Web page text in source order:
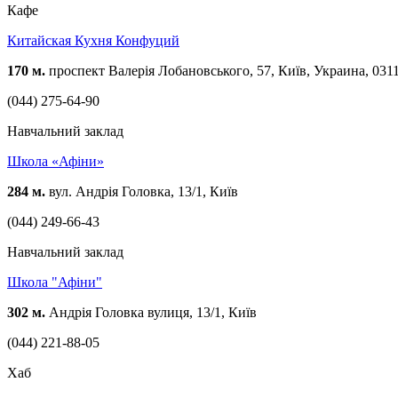
Кафе
Китайская Кухня Конфуций
170 м. проспект Валерія Лобановського, 57, Київ, Украина,
(044) 275-64-90
Навчальний заклад
Школа «Афіни»
284 м. вул. Андрія Головка, 13/1, Київ
(044) 249-66-43
Навчальний заклад
Школа "Афіни"
302 м. Андрія Головка вулиця, 13/1, Київ
(044) 221-88-05
Хаб